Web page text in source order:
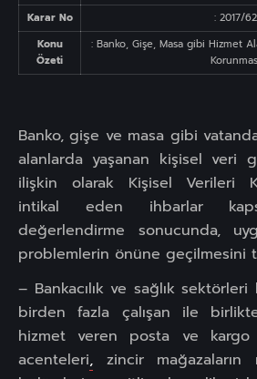
Karar No
: 2017/62
Konu
Özeti
: Banko, Gişe, Masa gibi Hizmet
Banko, gişe ve masa gibi
alanlarda yaşanan kişisel veri
ilişkin olarak Kişisel Verileri
intikal eden ihbarlar
değerlendirme sonucunda,
problemlerin önüne geçilmesini
– Bankacılık ve sağlık
birden fazla çalışan ile
hizmet veren posta ve kargo
acenteleri, zincir mağazaların